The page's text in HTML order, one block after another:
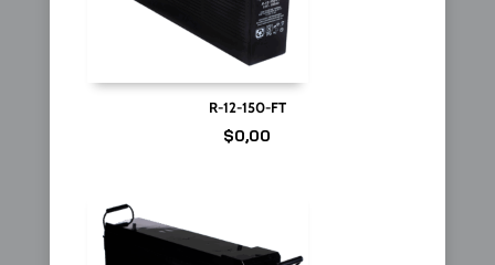
R-12-150-FT
$0,00